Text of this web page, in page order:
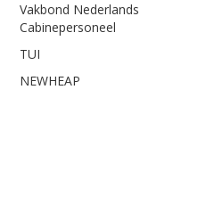
Vakbond Nederlands
Cabinepersoneel
TUI
NEWHEAP